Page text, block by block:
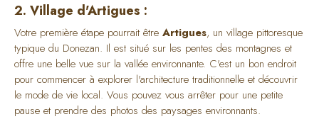
2. Village d'Artigues :
Votre première étape pourrait être Artigues, un village pittoresque
typique du Donezan. Il est situé sur les pentes des montagnes et
offre une belle vue sur la vallée environnante. C'est un bon endroit
pour commencer à explorer l'architecture traditionnelle et découvrir
le mode de vie local. Vous pouvez vous arrêter pour une petite
pause et prendre des photos des paysages environnants.